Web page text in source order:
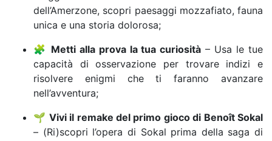
dell’Amerzone, scopri paesaggi mozzafiato, fauna
unica e una storia dolorosa;
🧩 Metti alla prova la tua curiosità – Usa le tue
capacità di osservazione per trovare indizi e
risolvere enigmi che ti faranno avanzare
nell’avventura;
🌱 Vivi il remake del primo gioco di Benoît Sokal
– (Ri)scopri l’opera di Sokal prima della saga di